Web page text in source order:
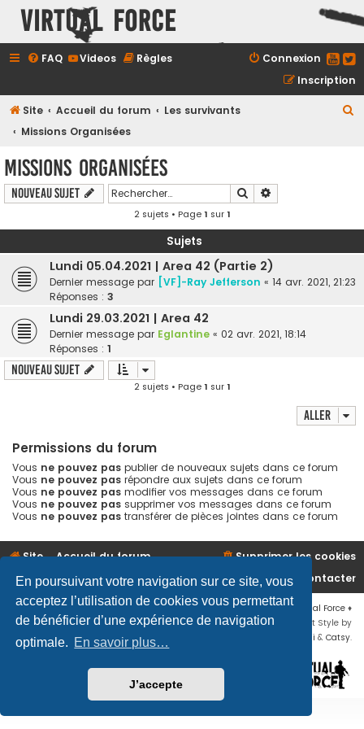
En poursuivant votre navigation sur ce site, vous
acceptez l’utilisation de cookies vous permettant
de bénéficier d’une expérience de navigation
optimale. En savoir plus…
J’accepte
Virtual Force
FAQ Videos Règles
Connexion
Inscription
Site Accueil du forum
Les survivants
Missions Organisées
h
Missions Organisées
Nouveau sujet Rechercher
2 sujets • Page1 sur1
Sujets
Lundi 05.04.2021 | Area 42 (Partie 2)
Dernier message par [VF]-Ray Jefferson « 14 avr. 2021, 21:23
Réponses : 3
Lundi 29.03.2021 | Area 42
Dernier message par Eglantine « 02 avr. 2021, 18:14
Réponses : 1
Nouveau sujet
2 sujets • Page1 sur1
Aller
Permissions du forum
Vous ne pouvez pas publier de nouveaux sujets dans ce forum
Vous ne pouvez pas répondre aux sujets dans ce forum
Vous ne pouvez pas modifier vos messages dans ce forum
Vous ne pouvez pas supprimer vos messages dans ce forum
Vous ne pouvez pas transférer de pièces jointes dans ce forum
Site Accueil du forum
Supprimer les cookies
Nous contacter
Développé parphpBB® Forum Software © phpBB Limited ♦ © 2019Virtual Force ♦
Communauté Steam ♦Unité Arma3♦Confidentialité♦Conditions
Flat Style by
Mogwaii & Catsy.